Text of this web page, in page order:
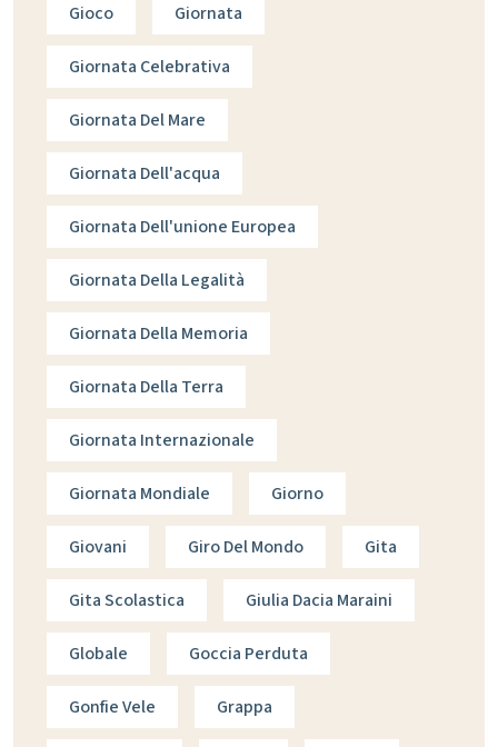
Gioco Giornata
Giornata Celebrativa
Giornata Del Mare
Giornata Dell'acqua
Giornata Dell'unione Europea
Giornata Della Legalità
Giornata Della Memoria
Giornata Della Terra
Giornata Internazionale
Giornata Mondiale Giorno
Giovani Giro Del Mondo Gita
Gita Scolastica Giulia Dacia Maraini
Globale Goccia Perduta
Gonfie Vele Grappa